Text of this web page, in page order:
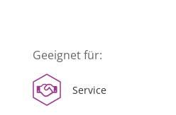
Geeignet für:
Service